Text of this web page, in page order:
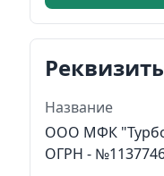
Название
ООО МФК
ОГРН -